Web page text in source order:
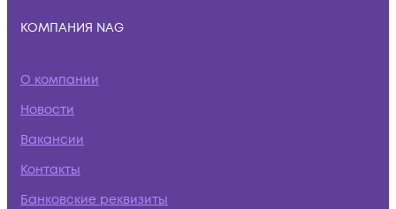
КОМПАНИЯ NAG
О компании
Новости
Вакансии
Контакты
Банковские реквизиты